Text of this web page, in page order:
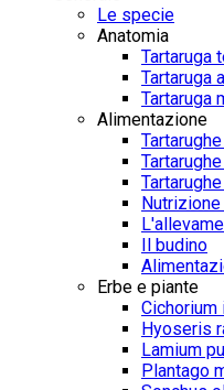
Le specie
Anatomia
Tartaruga
Tartaruga
Tartaruga
Alimentazione
Il budino
Erbe e piante
Cichorium
Hyoseris
Lamium
Plantago